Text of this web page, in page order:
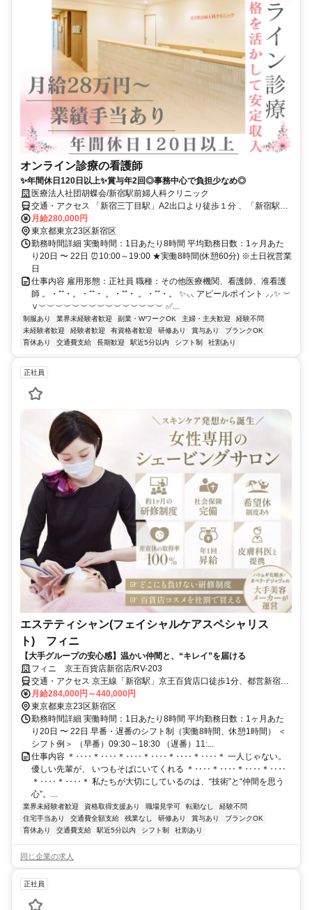
オンライン診療の看護師
✨年間休日120日以上✨賞与年2回◎事務中心で負担少なめ◎
医療法人社団胡蝶会/新宿駅前婦人科クリニック
交通・アクセス 「新宿三丁目駅」A2出口より徒歩１分 、「新宿駅」
南口より徒歩３分
月給280,000円
東京都東京23区新宿区
勤務時間詳細 実働時間：1日あたり8時間 平均勤務日数：1ヶ月あた
り20日 〜 22日 ⏰10:00～19:00 ★実働8時間(休憩60分) ※土日祝営業
日
仕事内容 雇用形態：正社員 職種：その他医療機関、看護師、准看護
師 。・⁺⁺・。・⁺⁺・ 。・⁺⁺・ 。・⁺⁺・。 ✨⸜⸜ アピールポイント ⸝⸝✨ ︶
∨︶︶︶︶︶︶︶︶︶︶︶︶︶︶︶ ✅...
制服あり 業界未経験者歓迎 副業・WワークOK 主婦・主夫歓迎
経験不問
未経験者歓迎
経験者歓迎 有資格者歓迎 研修あり 賞与あり
ブランクOK
育休あり
交通費支給 長期歓迎 駅近5分以内 シフト制 社割あり
正社員
エステティシャン(フェイシャルケアスペシャリス
ト) フィニ
【大手グループの安心感】温かい仲間と、“キレイ”を届ける
フィニ 京王百貨店新宿店/RV-203
交通・アクセス 京王線「新宿駅」京王百貨店口徒歩1分、都営新宿
線、大江戸線「新宿駅」JR新宿駅寄り出口徒歩1分
月給284,000円～440,000円
東京都東京23区新宿区
勤務時間詳細 実働時間：1日あたり8時間 平均勤務日数：1ヶ月あた
り20日 〜 22日 早番・遅番のシフト制（実働8時間、休憩1時間） ＜
シフト例＞ （早番）09:30～18:30 （遅番）11:...
仕事内容 ＊‥‥＊‥‥＊‥‥＊‥‥＊‥‥＊‥‥＊ 一人じゃない。
優しい先輩が、 いつもそばにいてくれる ＊‥‥＊‥‥＊‥‥＊‥‥
＊‥‥＊‥‥＊ 私たちが大切にしているのは、“技術”と“仲間を思う
心”。...
業界未経験者歓迎 資格取得支援あり 職場見学可 転勤なし
経験不問
住宅手当あり
交通費全額支給 残業なし 研修あり 賞与あり
ブランクOK
育休あり
交通費支給 駅近5分以内 シフト制 社割あり
同じ企業の求人
正社員